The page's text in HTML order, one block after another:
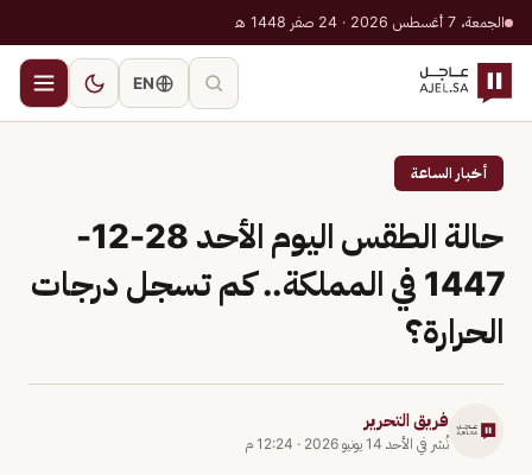
الجمعة، 7 أغسطس 2026 · 24 صفر 1448 هـ
EN
أخبار الساعة
حالة الطقس اليوم الأحد 28-12-
1447 في المملكة.. كم تسجل درجات
الحرارة؟
فريق التحرير
نُشر في الأحد 14 يونيو 2026 · 12:24 م